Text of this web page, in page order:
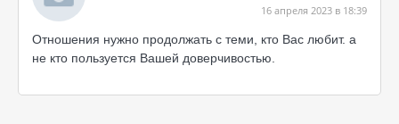
16 апреля 2023 в 18:39
Отношения нужно продолжать с теми, кто Вас любит. а
не кто пользуется Вашей доверчивостью.